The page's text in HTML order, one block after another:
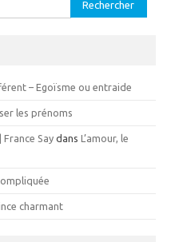
– Egoïsme ou entraide
les prénoms
France Say dans L’amour, le
charmant